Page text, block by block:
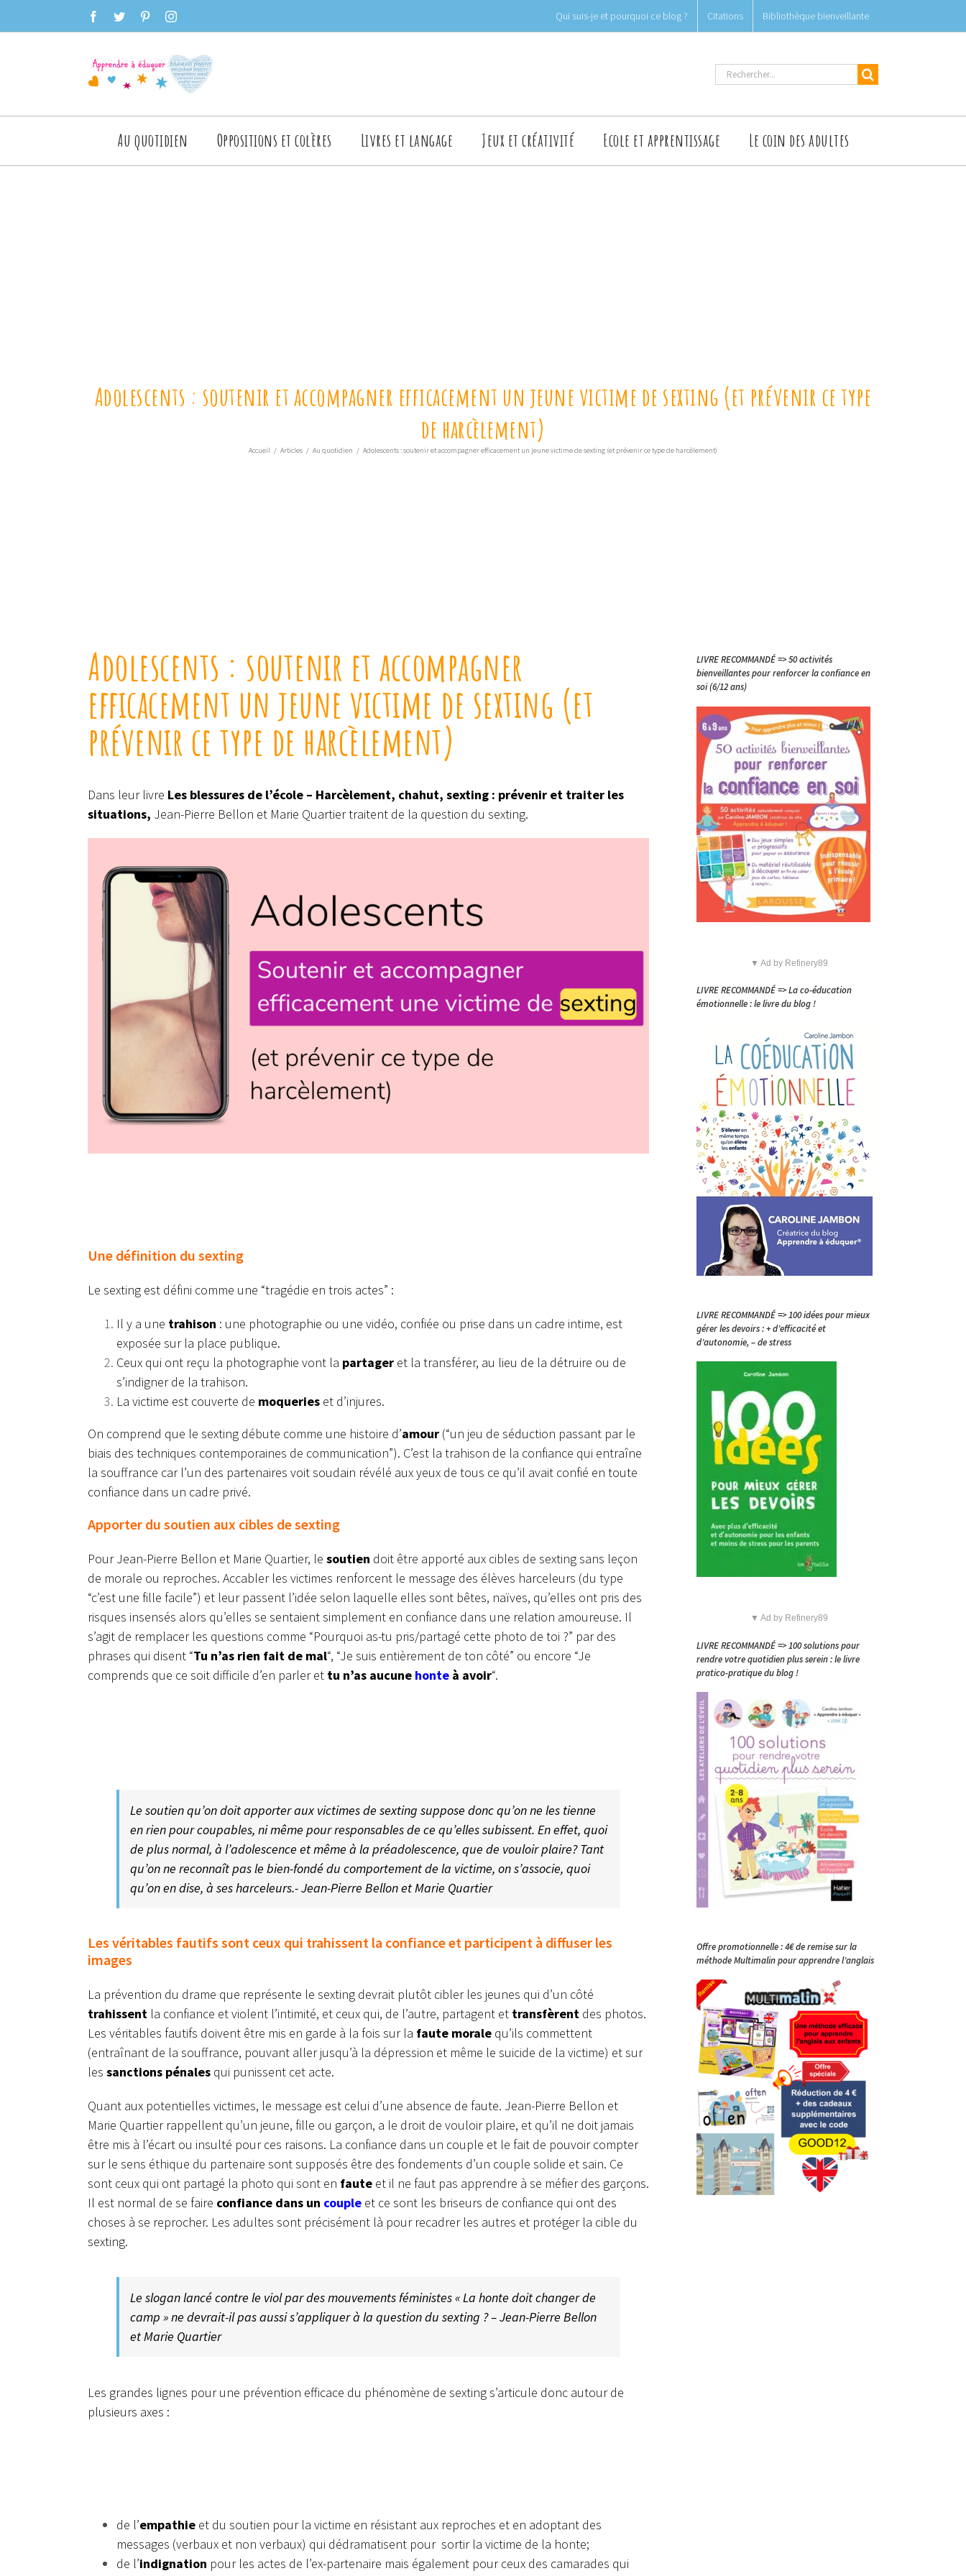
to
facebooktwitter pinterestinstagram Qui suis-je et pourquoi ce blog ? Citations Bibliothèque bienveillante
Rechercher
Rechercher
Au quotidien Oppositions et colères Livres et langage Jeux et créativité Ecole et apprentissage Le coin des adultes
Adolescents : soutenir et accompagner efficacement un jeune victime de sexting (et prévenir ce type
de harcèlement)
Accueil / Articles / Au quotidien / Adolescents : soutenir et accompagner efficacement un jeune victime de sexting (et prévenir ce type de harcèlement)
Adolescents : soutenir et accompagner
efficacement un jeune victime de sexting (et
prévenir ce type de harcèlement)
Dans leur livre Les blessures de l’école – Harcèlement, chahut, sexting : prévenir et traiter les
situations, Jean-Pierre Bellon et Marie Quartier traitent de la question du sexting.
Une définition du sexting
Le sexting est défini comme une “tragédie en trois actes” :
Il y a une trahison : une photographie ou une vidéo, confiée ou prise dans un cadre intime, est
exposée sur la place publique.
Ceux qui ont reçu la photographie vont la partager et la transférer, au lieu de la détruire ou de
s’indigner de la trahison.
La victime est couverte de moqueries et d’injures.
On comprend que le sexting débute comme une histoire d’amour (“un jeu de séduction passant par le
biais des techniques contemporaines de communication”). C’est la trahison de la confiance qui entraîne
la souffrance car l’un des partenaires voit soudain révélé aux yeux de tous ce qu’il avait confié en toute
confiance dans un cadre privé.
Apporter du soutien aux cibles de sexting
Pour Jean-Pierre Bellon et Marie Quartier, le soutien doit être apporté aux cibles de sexting sans leçon
de morale ou reproches. Accabler les victimes renforcent le message des élèves harceleurs (du type
“c’est une fille facile”) et leur passent l’idée selon laquelle elles sont bêtes, naïves, qu’elles ont pris des
risques insensés alors qu’elles se sentaient simplement en confiance dans une relation amoureuse. Il
s’agit de remplacer les questions comme “Pourquoi as-tu pris/partagé cette photo de toi ?” par des
phrases qui disent “Tu n’as rien fait de mal“, “Je suis entièrement de ton côté” ou encore “Je
comprends que ce soit difficile d’en parler et tu n’as aucune honte à avoir“.
Le soutien qu’on doit apporter aux victimes de sexting suppose donc qu’on ne les tienne
en rien pour coupables, ni même pour responsables de ce qu’elles subissent. En effet, quoi
de plus normal, à l’adolescence et même à la préadolescence, que de vouloir plaire? Tant
qu’on ne reconnaît pas le bien-fondé du comportement de la victime, on s’associe, quoi
qu’on en dise, à ses harceleurs.- Jean-Pierre Bellon et Marie Quartier
Les véritables fautifs sont ceux qui trahissent la confiance et participent à diffuser les
images
La prévention du drame que représente le sexting devrait plutôt cibler les jeunes qui d’un côté
trahissent la confiance et violent l’intimité, et ceux qui, de l’autre, partagent et transfèrent des photos.
Les véritables fautifs doivent être mis en garde à la fois sur la faute morale qu’ils commettent
(entraînant de la souffrance, pouvant aller jusqu’à la dépression et même le suicide de la victime) et sur
les sanctions pénales qui punissent cet acte.
Quant aux potentielles victimes, le message est celui d’une absence de faute. Jean-Pierre Bellon et
Marie Quartier rappellent qu’un jeune, fille ou garçon, a le droit de vouloir plaire, et qu’il ne doit jamais
être mis à l’écart ou insulté pour ces raisons. La confiance dans un couple et le fait de pouvoir compter
sur le sens éthique du partenaire sont supposés être des fondements d’un couple solide et sain. Ce
sont ceux qui ont partagé la photo qui sont en faute et il ne faut pas apprendre à se méfier des garçons.
Il est normal de se faire confiance dans un couple et ce sont les briseurs de confiance qui ont des
choses à se reprocher. Les adultes sont précisément là pour recadrer les autres et protéger la cible du
sexting.
Le slogan lancé contre le viol par des mouvements féministes « La honte doit changer de
camp » ne devrait-il pas aussi s’appliquer à la question du sexting ? – Jean-Pierre Bellon
et Marie Quartier
Les grandes lignes pour une prévention efficace du phénomène de sexting s’articule donc autour de
plusieurs axes :
de l’empathie et du soutien pour la victime en résistant aux reproches et en adoptant des
messages (verbaux et non verbaux) qui dédramatisent pour sortir la victime de la honte;
de l’indignation pour les actes de l’ex-partenaire mais également pour ceux des camarades qui
LIVRE RECOMMANDÉ => 50 activités
bienveillantes pour renforcer la confiance en
soi (6/12 ans)
▼ Ad by Refinery89
LIVRE RECOMMANDÉ => La co-éducation
émotionnelle : le livre du blog !
LIVRE RECOMMANDÉ => 100 idées pour mieux
gérer les devoirs : + d’efficacité et
d’autonomie, – de stress
▼ Ad by Refinery89
LIVRE RECOMMANDÉ => 100 solutions pour
rendre votre quotidien plus serein : le livre
pratico-pratique du blog !
Offre promotionnelle : 4€ de remise sur la
méthode Multimalin pour apprendre l’anglais